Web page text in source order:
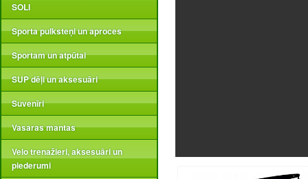
SOLI
Sporta pulksteņi un aproces
Sportam un atpūtai
SUP dēļi un aksesuāri
Suvenīri
Vasaras mantas
Velo trenažieri, aksesuāri un
piederumi